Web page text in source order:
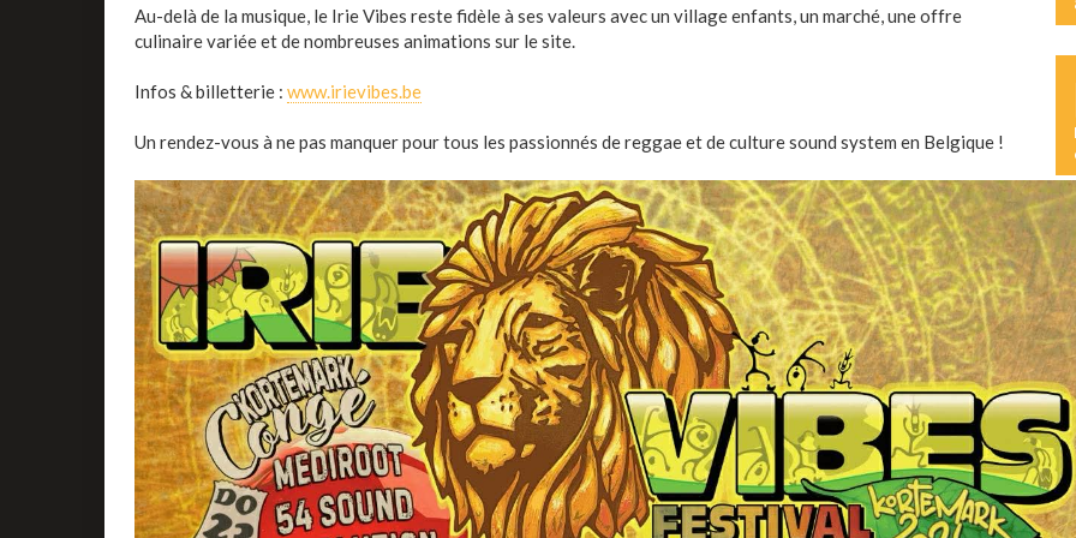
Au-delà de la musique, le Irie Vibes reste fidèle à ses valeurs avec un village enfants, un marché, une offre
culinaire variée et de nombreuses animations sur le site.
Infos & billetterie : www.irievibes.be
Un rendez-vous à ne pas manquer pour tous les passionnés de reggae et de culture sound system en Belgique !